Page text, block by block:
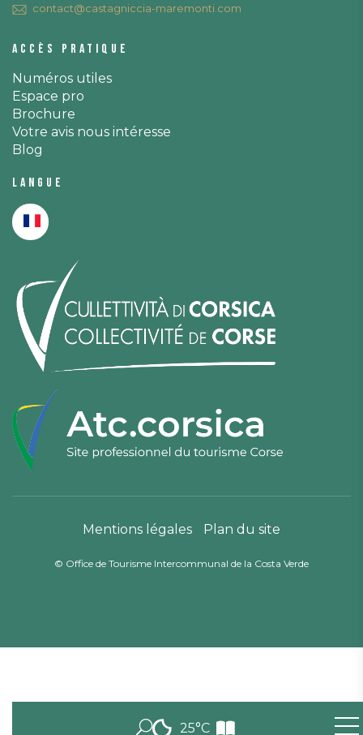
25°C
contact@castagniccia-maremonti.com
Accès pratique
Numéros utiles
Espace pro
Brochure
Votre avis nous intéresse
Blog
Langue
Mentions légales Plan du site
© Office de Tourisme Intercommunal de la Costa Verde